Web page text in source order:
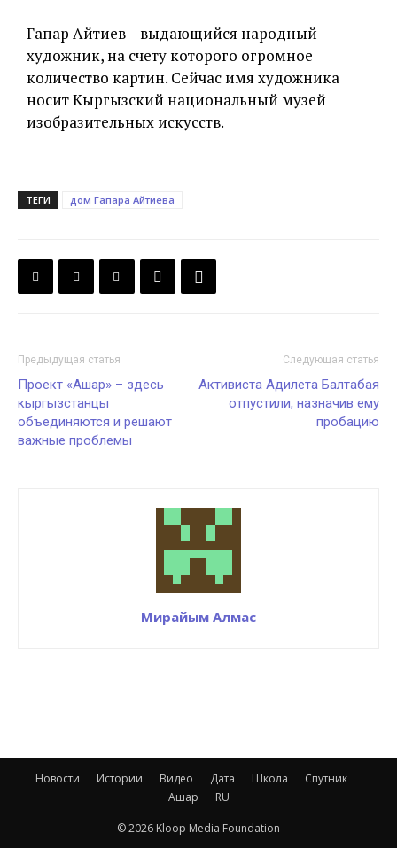
Гапар Айтиев – выдающийся народный
художник, на счету которого огромное
количество картин. Сейчас имя художника
носит Кыргызский национальный музей
изобразительных искусств.
ТЕГИ дом Гапара Айтиева
Предыдущая статья
Проект «Ашар» – здесь
кыргызстанцы
объединяются и решают
важные проблемы
Следующая статья
Активиста Адилета Балтабая
отпустили, назначив ему
пробацию
Мирайым Алмас
Новости Истории Видео Дата Школа
Спутник
Ашар
RU
© 2026 Kloop Media Foundation